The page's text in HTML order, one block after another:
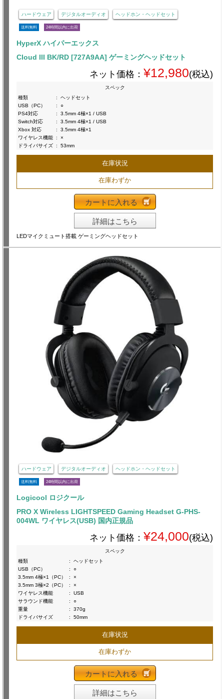
ハードウェア デジタルオーディオ ヘッドホン・ヘッドセット
送料無料 24時間以内に出荷
HyperX ハイパーエックス
Cloud III BK/RD [727A9AA] ゲーミングヘッドセット
ネット価格： ¥12,980(税込)
スペック
種類
:
ヘッドセット
USB（PC）
:
○
PS4対応
:
3.5mm 4極×1 / USB
Switch対応
:
3.5mm 4極×1 / USB
Xbox 対応
:
3.5mm 4極×1
ワイヤレス機能 :
×
ドライバサイズ : 53mm
在庫状況
在庫わずか
カートに入れる
詳細はこちら
LEDマイクミュート搭載 ゲーミングヘッドセット
ハードウェア デジタルオーディオ ヘッドホン・ヘッドセット
送料無料 24時間以内に出荷
Logicool ロジクール
PRO X Wireless LIGHTSPEED Gaming Headset G-PHS-
004WL ワイヤレス(USB) 国内正規品
ネット価格： ¥24,000(税込)
スペック
種類
:
ヘッドセット
USB（PC）
:
○
3.5mm 4極×1（PC）
:
×
3.5mm 3極×2（PC）
:
×
ワイヤレス機能
:
USB
サラウンド機能
:
○
重量
:
370g
ドライバサイズ
: 50mm
在庫状況
在庫わずか
カートに入れる
詳細はこちら